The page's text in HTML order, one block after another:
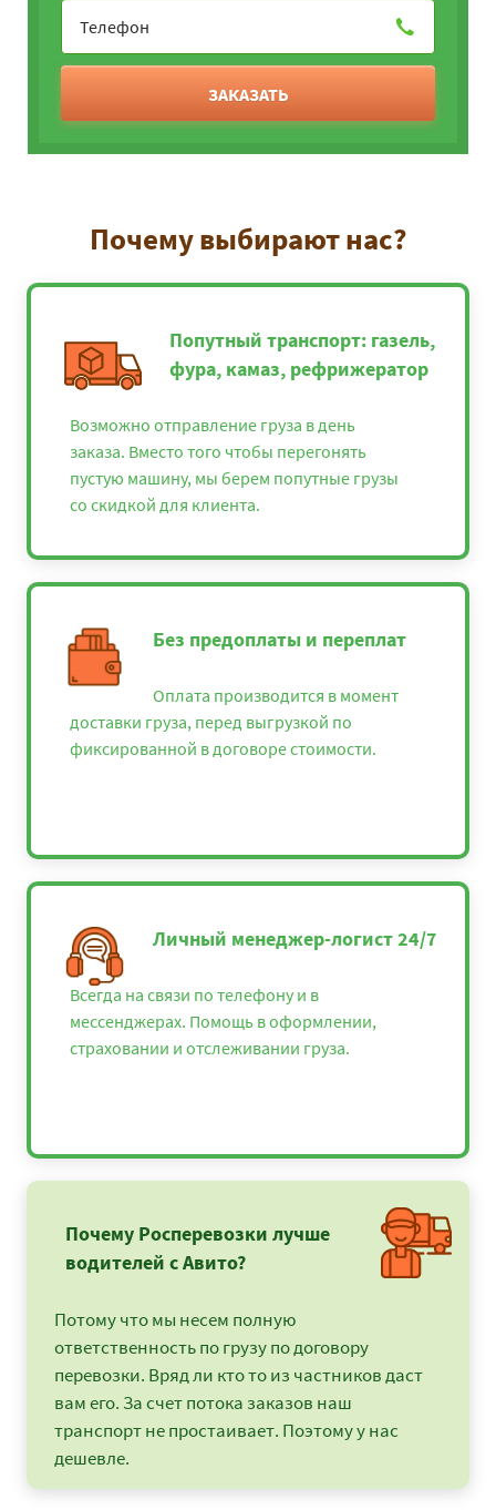
ЗАКАЗАТЬ
Почему выбирают нас?
Попутный транспорт: газель,
фура, камаз, рефрижератор
Возможно отправление груза в день
заказа. Вместо того чтобы перегонять
пустую машину, мы берем попутные грузы
со скидкой для клиента.
Без предоплаты и переплат
Оплата производится в момент
доставки груза, перед выгрузкой по
фиксированной в договоре стоимости.
Личный менеджер-логист 24/7
Всегда на связи по телефону и в
мессенджерах. Помощь в оформлении,
страховании и отслеживании груза.
Почему Росперевозки лучше
водителей с Авито?
Потому что мы несем полную
ответственность по грузу по договору
перевозки. Вряд ли кто то из частников даст
вам его. За счет потока заказов наш
транспорт не простаивает. Поэтому у нас
дешевле.